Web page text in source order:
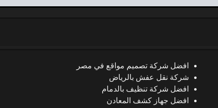
افضل شركة تصميم مواقع في مصر
شركة نقل عفش بالرياض
افضل شركة تنظيف بالدمام
افضل جهاز كشف المعادن